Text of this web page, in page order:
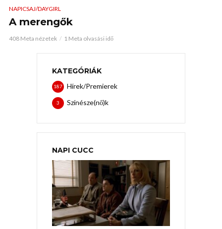
NAPICSAJ/DAYGIRL
A merengők
408 Meta nézetek 1 Meta olvasási idő
KATEGÓRIÁK
Hírek/Premierek
187
Színésze(nő)k
3
NAPI CUCC